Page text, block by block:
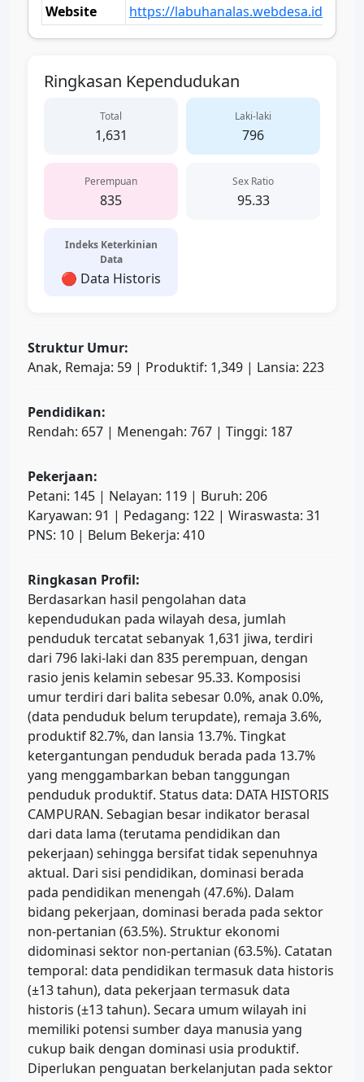
Website https://labuhanalas.webdesa.id/
Ringkasan Kependudukan
Total
1,631
Laki-laki
796
Perempuan
835
Sex Ratio
95.33
Indeks Keterkinian
Data
🔴 Data Historis
Struktur Umur:
Anak, Remaja: 59 | Produktif: 1,349 | Lansia: 223
Pendidikan:
Rendah: 657 | Menengah: 767 | Tinggi: 187
Pekerjaan:
Petani: 145 | Nelayan: 119 | Buruh: 206
Karyawan: 91 | Pedagang: 122 | Wiraswasta: 31
PNS: 10 | Belum Bekerja: 410
Ringkasan Profil:
Berdasarkan hasil pengolahan data
kependudukan pada wilayah desa, jumlah
penduduk tercatat sebanyak 1,631 jiwa, terdiri
dari 796 laki-laki dan 835 perempuan, dengan
rasio jenis kelamin sebesar 95.33. Komposisi
umur terdiri dari balita sebesar 0.0%, anak 0.0%,
(data penduduk belum terupdate), remaja 3.6%,
produktif 82.7%, dan lansia 13.7%. Tingkat
ketergantungan penduduk berada pada 13.7%
yang menggambarkan beban tanggungan
penduduk produktif. Status data: DATA HISTORIS
CAMPURAN. Sebagian besar indikator berasal
dari data lama (terutama pendidikan dan
pekerjaan) sehingga bersifat tidak sepenuhnya
aktual. Dari sisi pendidikan, dominasi berada
pada pendidikan menengah (47.6%). Dalam
bidang pekerjaan, dominasi berada pada sektor
non-pertanian (63.5%). Struktur ekonomi
didominasi sektor non-pertanian (63.5%). Catatan
temporal: data pendidikan termasuk data historis
(±13 tahun), data pekerjaan termasuk data
historis (±13 tahun). Secara umum wilayah ini
memiliki potensi sumber daya manusia yang
cukup baik dengan dominasi usia produktif.
Diperlukan penguatan berkelanjutan pada sektor